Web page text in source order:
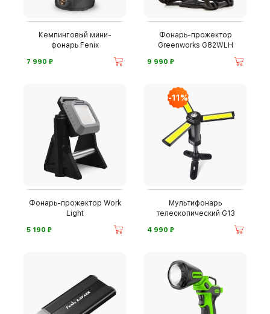
Кемпинговый мини-
фонарь Fenix
7 990 ⃏
Фонарь-прожектор
Greenworks G82WLH
9 990 ⃏
Фонарь-прожектор Work
Light
5 190 ⃏
-11%
Мультифонарь
телескопический G13
4 990 ⃏